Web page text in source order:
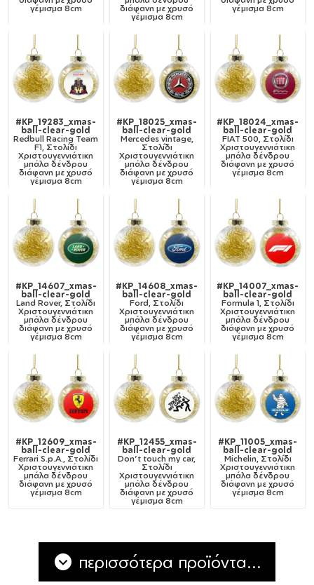
γέμισμα 8cm
διάφανη με χρυσό
γέμισμα 8cm
γέμισμα 8cm
#KP_19283_xmas-
ball-clear-gold
Redbull Racing Team
F1, Στολίδι
Χριστουγεννιάτικη
μπάλα δένδρου
διάφανη με χρυσό
γέμισμα 8cm
#KP_18025_xmas-
ball-clear-gold
Mercedes vintage,
Στολίδι
Χριστουγεννιάτικη
μπάλα δένδρου
διάφανη με χρυσό
γέμισμα 8cm
#KP_18024_xmas-
ball-clear-gold
FIAT 500, Στολίδι
Χριστουγεννιάτικη
μπάλα δένδρου
διάφανη με χρυσό
γέμισμα 8cm
#KP_14607_xmas-
ball-clear-gold
Land Rover, Στολίδι
Χριστουγεννιάτικη
μπάλα δένδρου
διάφανη με χρυσό
γέμισμα 8cm
#KP_14608_xmas-
ball-clear-gold
Ford, Στολίδι
Χριστουγεννιάτικη
μπάλα δένδρου
διάφανη με χρυσό
γέμισμα 8cm
#KP_14007_xmas-
ball-clear-gold
Formula 1, Στολίδι
Χριστουγεννιάτικη
μπάλα δένδρου
διάφανη με χρυσό
γέμισμα 8cm
#KP_12609_xmas-
ball-clear-gold
Ferrari S.p.A., Στολίδι
Χριστουγεννιάτικη
μπάλα δένδρου
διάφανη με χρυσό
γέμισμα 8cm
#KP_12455_xmas-
ball-clear-gold
Don't touch my car,
Στολίδι
Χριστουγεννιάτικη
μπάλα δένδρου
διάφανη με χρυσό
γέμισμα 8cm
#KP_11005_xmas-
ball-clear-gold
Michelin, Στολίδι
Χριστουγεννιάτικη
μπάλα δένδρου
διάφανη με χρυσό
γέμισμα 8cm
περισσότερα προϊόντα...